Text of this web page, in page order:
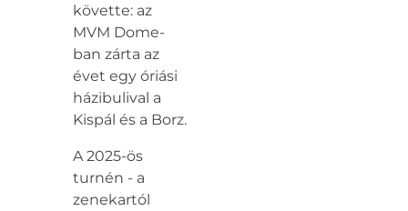
követte: az
MVM Dome-
ban zárta az
évet egy óriási
házibulival a
Kispál és a Borz.
A 2025-ös
turnén - a
zenekartól